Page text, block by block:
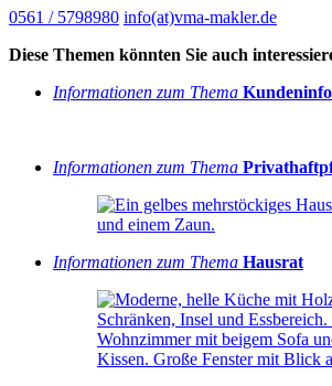
0561 / 5798980 info(at)vma-makler.de
Diese Themen könnten Sie auch
Informationen zum Thema
Informationen zum Thema
Informationen zum Thema Hausrat